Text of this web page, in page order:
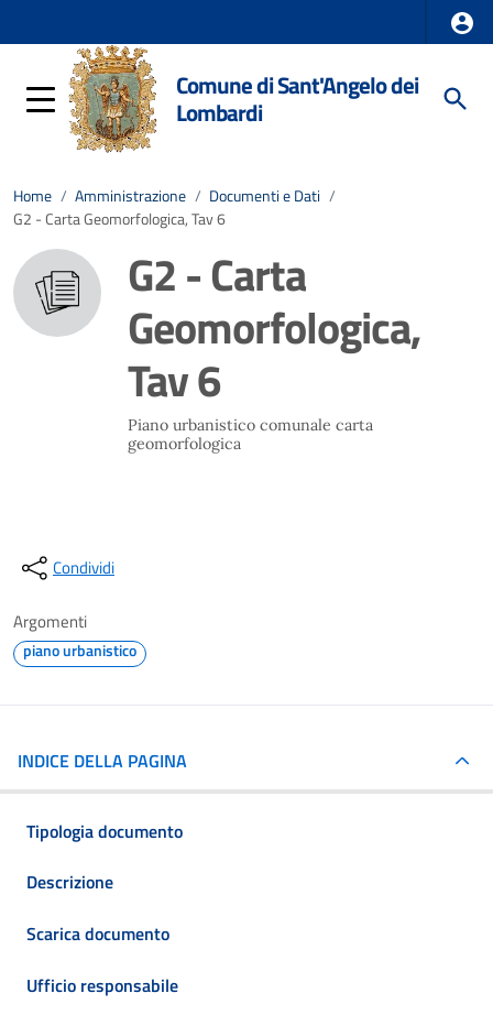
Comune di Sant'Angelo dei
Lombardi
Home / Amministrazione / Documenti e Dati /
G2 - Carta Geomorfologica, Tav 6
G2 - Carta
Geomorfologica,
Tav 6
Piano urbanistico comunale carta
geomorfologica
Condividi
Argomenti
piano urbanistico
INDICE DELLA PAGINA
Tipologia documento
Descrizione
Scarica documento
Ufficio responsabile